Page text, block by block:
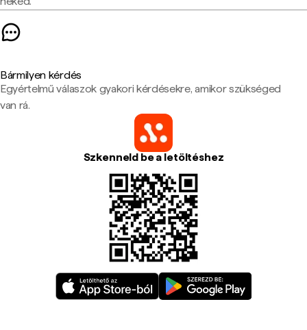
Bármilyen kérdés
Egyértelmű válaszok gyakori kérdésekre, amikor szükséged
van rá.
Szkenneld be a letöltéshez